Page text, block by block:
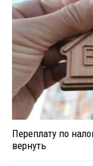
Переплату по
вернуть